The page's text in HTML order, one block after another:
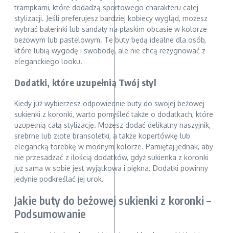
trampkami, które dodadzą sportowego charakteru całej
stylizacji. Jeśli preferujesz bardziej kobiecy wygląd, możesz
wybrać balerinki lub sandały na płaskim obcasie w kolorze
beżowym lub pastelowym. Te buty będą idealne dla osób,
które lubią wygodę i swobodę, ale nie chcą rezygnować z
eleganckiego looku.
Dodatki, które uzupełnią Twój styl
Kiedy już wybierzesz odpowiednie buty do swojej beżowej
sukienki z koronki, warto pomyśleć także o dodatkach, które
uzupełnią całą stylizację. Możesz dodać delikatny naszyjnik,
srebrne lub złote bransoletki, a także kopertówkę lub
elegancką torebkę w modnym kolorze. Pamiętaj jednak, aby
nie przesadzać z ilością dodatków, gdyż sukienka z koronki
już sama w sobie jest wyjątkowa i piękna. Dodatki powinny
jedynie podkreślać jej urok.
Jakie buty do beżowej sukienki z koronki –
Podsumowanie